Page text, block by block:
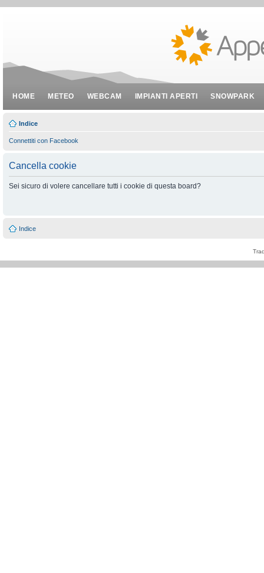
HOME METEO WEBCAM IMPIANTI APERTI SNOWPARK
Indice
Connettiti con Facebook
Cancella cookie
Sei sicuro di volere cancellare tutti i cookie di questa board?
Indice